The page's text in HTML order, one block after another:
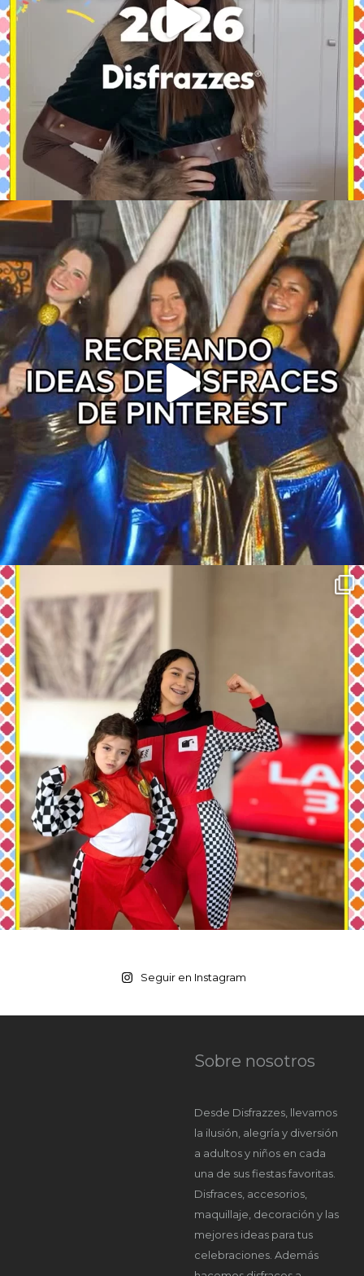
Seguir en Instagram
Sobre nosotros
Desde Disfrazzes, llevamos
la ilusión, alegría y diversión
a adultos y niños en cada
una de sus fiestas favoritas.
Disfraces, accesorios,
maquillaje, decoración y las
mejores ideas para tus
celebraciones. Además